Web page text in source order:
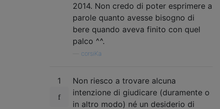
2014. Non credo di poter esprimere a
parole quanto avesse bisogno di
bere quando aveva finito con quel
palco ^^.
corsiKa
1
Non riesco a trovare alcuna
intenzione di giudicare (duramente o
in altro modo) né un desiderio di